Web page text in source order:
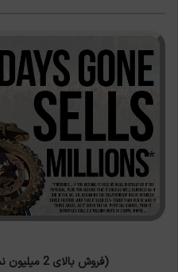
(فروش بالای 2 میلیون نسخه‌ای در کمتر از 3 روز)